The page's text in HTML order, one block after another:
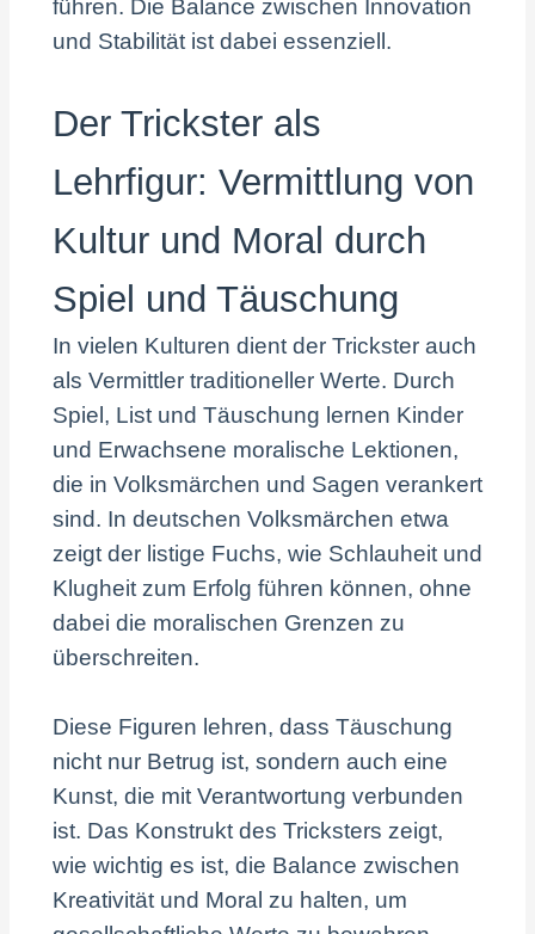
führen. Die Balance zwischen Innovation
und Stabilität ist dabei essenziell.
Der Trickster als
Lehrfigur: Vermittlung von
Kultur und Moral durch
Spiel und Täuschung
In vielen Kulturen dient der Trickster auch
als Vermittler traditioneller Werte. Durch
Spiel, List und Täuschung lernen Kinder
und Erwachsene moralische Lektionen,
die in Volksmärchen und Sagen verankert
sind. In deutschen Volksmärchen etwa
zeigt der listige Fuchs, wie Schlauheit und
Klugheit zum Erfolg führen können, ohne
dabei die moralischen Grenzen zu
überschreiten.
Diese Figuren lehren, dass Täuschung
nicht nur Betrug ist, sondern auch eine
Kunst, die mit Verantwortung verbunden
ist. Das Konstrukt des Tricksters zeigt,
wie wichtig es ist, die Balance zwischen
Kreativität und Moral zu halten, um